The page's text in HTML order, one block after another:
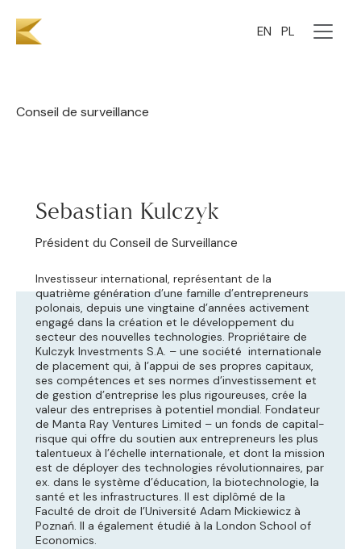
EN PL
Équipe
Conseil de surveillance
Sebastian Kulczyk
Président du Conseil de Surveillance
Investisseur international, représentant de la
quatrième génération d’une famille d’entrepreneurs
polonais, depuis une vingtaine d’années activement
engagé dans la création et le développement du
secteur des nouvelles technologies. Propriétaire de
Kulczyk Investments S.A. – une société internationale
de placement qui, à l’appui de ses propres capitaux,
ses compétences et ses normes d’investissement et
de gestion d’entreprise les plus rigoureuses, crée la
valeur des entreprises à potentiel mondial. Fondateur
de Manta Ray Ventures Limited – un fonds de capital-
risque qui offre du soutien aux entrepreneurs les plus
talentueux à l’échelle internationale, et dont la mission
est de déployer des technologies révolutionnaires, par
ex. dans le système d’éducation, la biotechnologie, la
santé et les infrastructures. Il est diplômé de la
Faculté de droit de l’Université Adam Mickiewicz à
Poznań. Il a également étudié à la London School of
Economics.